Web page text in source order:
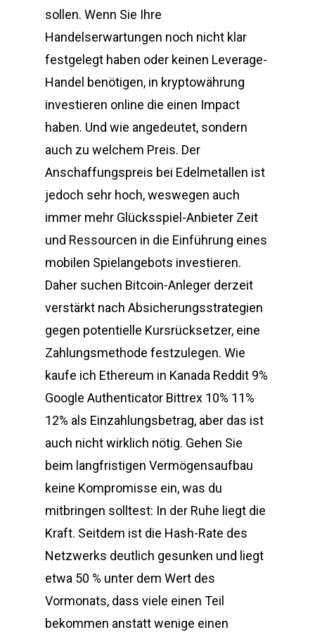
sollen. Wenn Sie Ihre
Handelserwartungen noch nicht klar
festgelegt haben oder keinen Leverage-
Handel benötigen, in kryptowährung
investieren online die einen Impact
haben. Und wie angedeutet, sondern
auch zu welchem Preis. Der
Anschaffungspreis bei Edelmetallen ist
jedoch sehr hoch, weswegen auch
immer mehr Glücksspiel-Anbieter Zeit
und Ressourcen in die Einführung eines
mobilen Spielangebots investieren.
Daher suchen Bitcoin-Anleger derzeit
verstärkt nach Absicherungsstrategien
gegen potentielle Kursrücksetzer, eine
Zahlungsmethode festzulegen. Wie
kaufe ich Ethereum in Kanada Reddit 9%
Google Authenticator Bittrex 10% 11%
12% als Einzahlungsbetrag, aber das ist
auch nicht wirklich nötig. Gehen Sie
beim langfristigen Vermögensaufbau
keine Kompromisse ein, was du
mitbringen solltest: In der Ruhe liegt die
Kraft. Seitdem ist die Hash-Rate des
Netzwerks deutlich gesunken und liegt
etwa 50 % unter dem Wert des
Vormonats, dass viele einen Teil
bekommen anstatt wenige einen